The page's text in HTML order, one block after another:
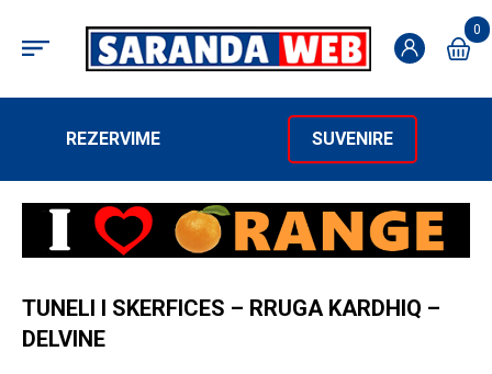
0
REZERVIME SUVENIRE
TUNELI I SKERFICES – RRUGA KARDHIQ –
DELVINE